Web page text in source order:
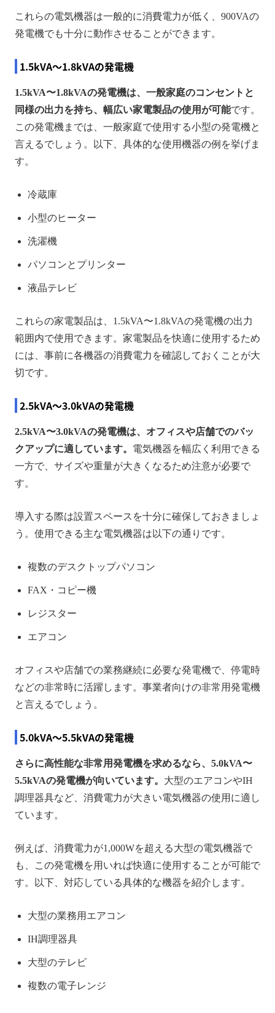
これらの電気機器は一般的に消費電力が低く、900VAの
発電機でも十分に動作させることができます。
1.5kVA〜1.8kVAの発電機
1.5kVA〜1.8kVAの発電機は、一般家庭のコンセントと
同様の出力を持ち、幅広い家電製品の使用が可能です。
この発電機までは、一般家庭で使用する小型の発電機と
言えるでしょう。以下、具体的な使用機器の例を挙げま
す。
冷蔵庫
小型のヒーター
洗濯機
パソコンとプリンター
液晶テレビ
これらの家電製品は、1.5kVA〜1.8kVAの発電機の出力
範囲内で使用できます。家電製品を快適に使用するため
には、事前に各機器の消費電力を確認しておくことが大
切です。
2.5kVA〜3.0kVAの発電機
2.5kVA〜3.0kVAの発電機は、オフィスや店舗でのバッ
クアップに適しています。 電気機器を幅広く利用できる
一方で、サイズや重量が大きくなるため注意が必要で
す。
導入する際は設置スペースを十分に確保しておきましょ
う。使用できる主な電気機器は以下の通りです。
複数のデスクトップパソコン
FAX・コピー機
レジスター
エアコン
オフィスや店舗での業務継続に必要な発電機で、停電時
などの非常時に活躍します。事業者向けの非常用発電機
と言えるでしょう。
5.0kVA〜5.5kVAの発電機
さらに高性能な非常用発電機を求めるなら、5.0kVA〜
5.5kVAの発電機が向いています。 大型のエアコンやIH
調理器具など、消費電力が大きい電気機器の使用に適し
ています。
例えば、消費電力が1,000Wを超える大型の電気機器で
も、この発電機を用いれば快適に使用することが可能で
す。以下、対応している具体的な機器を紹介します。
大型の業務用エアコン
IH調理器具
大型のテレビ
複数の電子レンジ